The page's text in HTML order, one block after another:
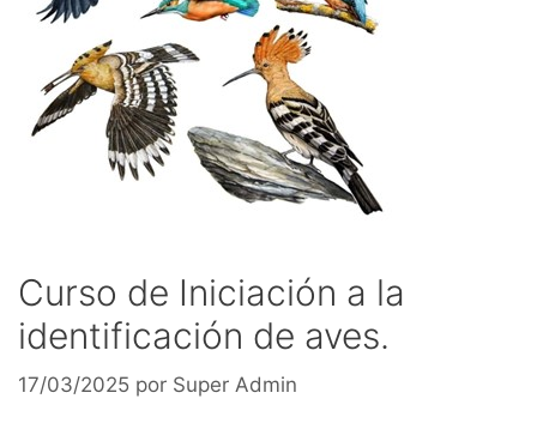
Curso de Iniciación a la
identificación de aves.
17/03/2025 por Super Admin